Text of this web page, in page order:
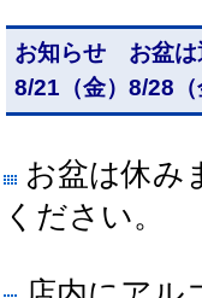
お知らせ お盆は
8/21（金）8/28
お盆は休み
ください。